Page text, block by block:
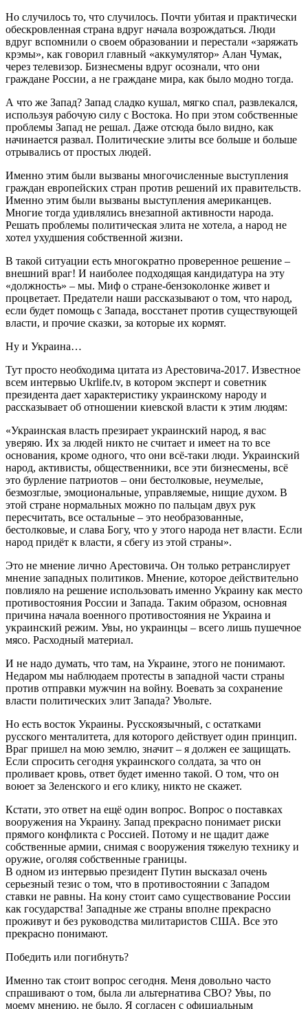
Но случилось то, что случилось. Почти убитая и практически
обескровленная страна вдруг начала возрождаться. Люди
вдруг вспомнили о своем образовании и перестали «заряжать
крэмы», как говорил главный «аккумулятор» Алан Чумак,
через телевизор. Бизнесмены вдруг осознали, что они
граждане России, а не граждане мира, как было модно тогда.
А что же Запад? Запад сладко кушал, мягко спал, развлекался,
используя рабочую силу с Востока. Но при этом собственные
проблемы Запад не решал. Даже отсюда было видно, как
начинается развал. Политические элиты все больше и больше
отрывались от простых людей.
Именно этим были вызваны многочисленные выступления
граждан европейских стран против решений их правительств.
Именно этим были вызваны выступления американцев.
Многие тогда удивлялись внезапной активности народа.
Решать проблемы политическая элита не хотела, а народ не
хотел ухудшения собственной жизни.
В такой ситуации есть многократно проверенное решение –
внешний враг! И наиболее подходящая кандидатура на эту
«должность» – мы. Миф о стране-бензоколонке живет и
процветает. Предатели наши рассказывают о том, что народ,
если будет помощь с Запада, восстанет против существующей
власти, и прочие сказки, за которые их кормят.
Ну и Украина…
Тут просто необходима цитата из Арестовича-2017. Известное
всем интервью Ukrlife.tv, в котором эксперт и советник
президента дает характеристику украинскому народу и
рассказывает об отношении киевской власти к этим людям:
«Украинская власть презирает украинский народ, я вас
уверяю. Их за людей никто не считает и имеет на то все
основания, кроме одного, что они всё-таки люди. Украинский
народ, активисты, общественники, все эти бизнесмены, всё
это бурление патриотов – они бестолковые, неумелые,
безмозглые, эмоциональные, управляемые, нищие духом. В
этой стране нормальных можно по пальцам двух рук
пересчитать, все остальные – это необразованные,
бестолковые, и слава Богу, что у этого народа нет власти. Если
народ придёт к власти, я сбегу из этой страны».
Это не мнение лично Арестовича. Он только ретранслирует
мнение западных политиков. Мнение, которое действительно
повлияло на решение использовать именно Украину как место
противостояния России и Запада. Таким образом, основная
причина начала военного противостояния не Украина и
украинский режим. Увы, но украинцы – всего лишь пушечное
мясо. Расходный материал.
И не надо думать, что там, на Украине, этого не понимают.
Недаром мы наблюдаем протесты в западной части страны
против отправки мужчин на войну. Воевать за сохранение
власти политических элит Запада? Увольте.
Но есть восток Украины. Русскоязычный, с остатками
русского менталитета, для которого действует один принцип.
Враг пришел на мою землю, значит – я должен ее защищать.
Если спросить сегодня украинского солдата, за что он
проливает кровь, ответ будет именно такой. О том, что он
воюет за Зеленского и его клику, никто не скажет.
Кстати, это ответ на ещё один вопрос. Вопрос о поставках
вооружения на Украину. Запад прекрасно понимает риски
прямого конфликта с Россией. Потому и не щадит даже
собственные армии, снимая с вооружения тяжелую технику и
оружие, оголяя собственные границы.
В одном из интервью президент Путин высказал очень
серьезный тезис о том, что в противостоянии с Западом
ставки не равны. На кону стоит само существование России
как государства! Западные же страны вполне прекрасно
проживут и без руководства милитаристов США. Все это
прекрасно понимают.
Победить или погибнуть?
Именно так стоит вопрос сегодня. Меня довольно часто
спрашивают о том, была ли альтернатива СВО? Увы, по
моему мнению, не было. Я согласен с официальным